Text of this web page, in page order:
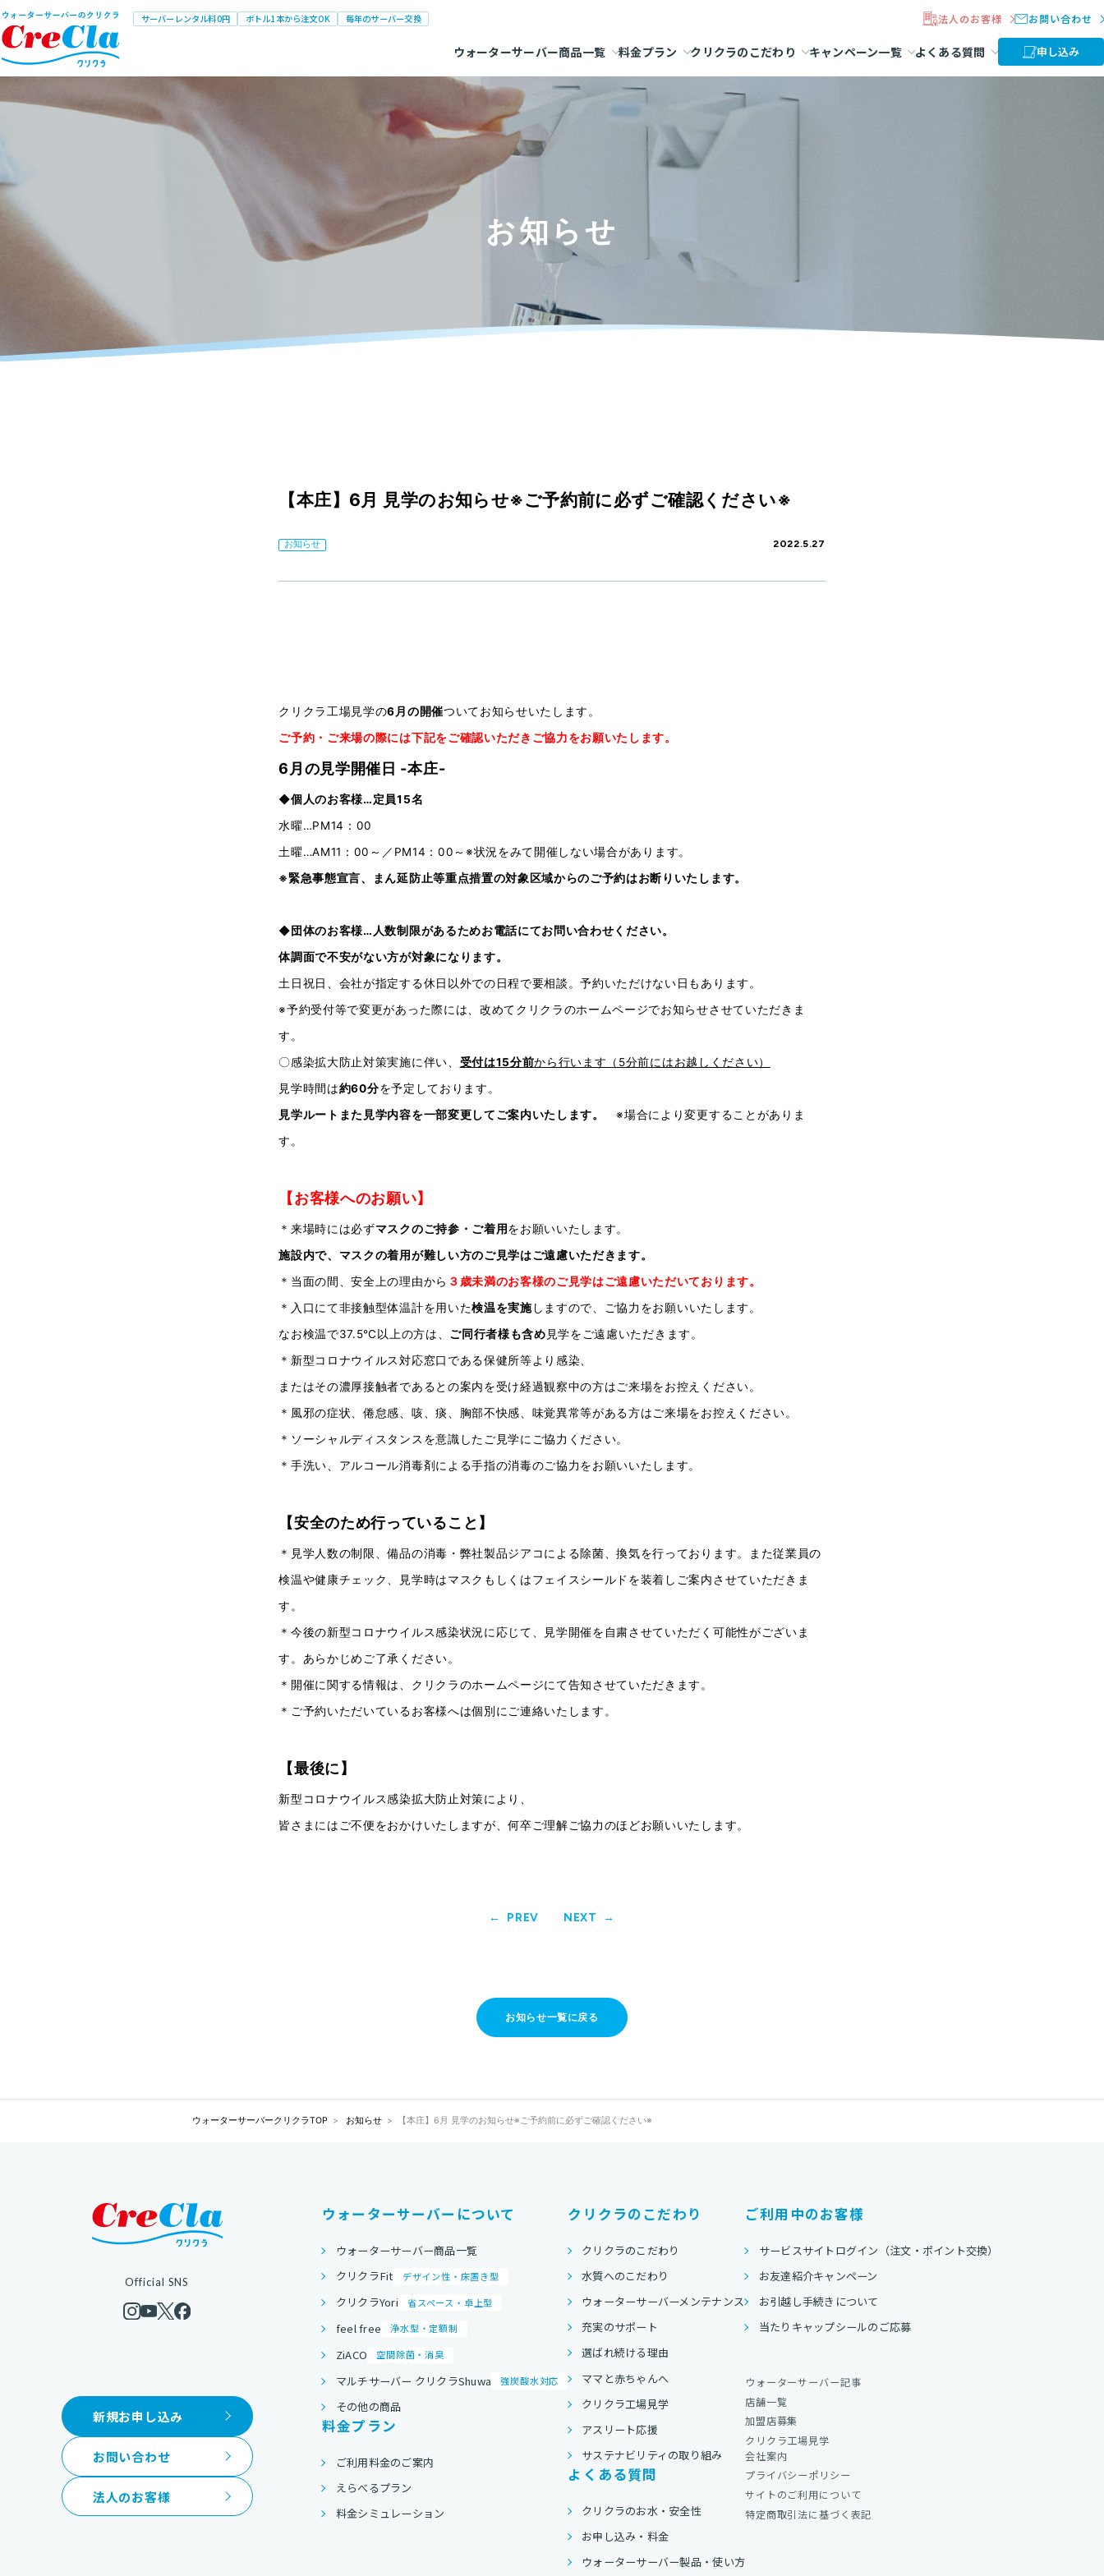
サーバーレンタル料0円 ボトル1本から注文OK 毎年のサーバー交換 法人のお客様 お問い合わせ
ウォーターサーバー商品一覧 料金プラン クリクラのこだわり キャンペーン一覧 よくある質問 申し込み
お知らせ
【本庄】6月 見学のお知らせ※ご予約前に必ずご確認ください※
お知らせ 2022.5.27
クリクラ工場見学の6月の開催ついてお知らせいたします。
ご予約・ご来場の際には下記をご確認いただきご協力をお願いたします。
6月の見学開催日 -本庄-
◆個人のお客様…定員15名
水曜…PM14：00
土曜…AM11：00～／PM14：00～※状況をみて開催しない場合があります。
※緊急事態宣言、まん延防止等重点措置の対象区域からのご予約はお断りいたします。
◆団体のお客様…人数制限があるためお電話にてお問い合わせください。
体調面で不安がない方が対象になります。
土日祝日、会社が指定する休日以外での日程で要相談。予約いただけない日もあります。
※予約受付等で変更があった際には、改めてクリクラのホームページでお知らせさせていただきま
す。
〇感染拡大防止対策実施に伴い、 受付は15分前から行います（5分前にはお越しください）
見学時間は約60分を予定しております。
見学ルートまた見学内容を一部変更してご案内いたします。
※場合により変更することがありま
す。
【お客様へのお願い】
＊来場時には必ずマスクのご持参・ご着用をお願いいたします。
施設内で、マスクの着用が難しい方のご見学はご遠慮いただきます。
＊当面の間、安全上の理由から ３歳未満のお客様のご見学はご遠慮いただいております。
＊入口にて非接触型体温計を用いた検温を実施しますので、ご協力をお願いいたします。
なお検温で37.5℃以上の方は、 ご同行者様も含め 見学をご遠慮いただきます。
＊新型コロナウイルス対応窓口である保健所等より感染、
またはその濃厚接触者であるとの案内を受け経過観察中の方はご来場をお控えください。
＊風邪の症状、倦怠感、咳、痰、胸部不快感、味覚異常等がある方はご来場をお控えください。
＊ソーシャルディスタンスを意識したご見学にご協力ください。
＊手洗い、アルコール消毒剤による手指の消毒のご協力をお願いいたします。
【安全のため行っていること】
＊見学人数の制限、備品の消毒・弊社製品ジアコによる除菌、換気を行っております。また従業員の
検温や健康チェック、見学時はマスクもしくはフェイスシールドを装着しご案内させていただきま
す。
＊今後の新型コロナウイルス感染状況に応じて、見学開催を自粛させていただく可能性がございま
す。あらかじめご了承ください。
＊開催に関する情報は、クリクラのホームページにて告知させていただきます。
＊ご予約いただいているお客様へは個別にご連絡いたします。
【最後に】
新型コロナウイルス感染拡大防止対策により、
皆さまにはご不便をおかけいたしますが、何卒ご理解ご協力のほどお願いいたします。
PREV NEXT
お知らせ一覧に戻る
ウォーターサーバークリクラTOP お知らせ 【本庄】6月 見学のお知らせ※ご予約前に必ずご確認ください※
Official SNS
新規お申し込み
お問い合わせ
法人のお客様
ウォーターサーバーについて
ウォーターサーバー商品一覧
クリクラFit
デザイン性・床置き型
クリクラYori 省スペース・卓上型
feel free 浄水型・定額制
ZiACO 空間除菌・消臭
マルチサーバー クリクラShuwa 強炭酸水対応
その他の商品
料金プラン
ご利用料金のご案内
えらべるプラン
料金シミュレーション
クリクラのこだわり
クリクラのこだわり
水質へのこだわり
ウォーターサーバーメンテナンス
充実のサポート
選ばれ続ける理由
ママと赤ちゃんへ
クリクラ工場見学
アスリート応援
サステナビリティの取り組み
よくある質問
クリクラのお水・安全性
お申し込み・料金
ウォーターサーバー製品・使い方
ご利用中のお客様
サービスサイトログイン（注文・ポイント交換）
お友達紹介キャンペーン
お引越し手続きについて
当たりキャップシールのご応募
ウォーターサーバー記事
店舗一覧
加盟店募集
クリクラ工場見学
会社案内
プライバシーポリシー
サイトのご利用について
特定商取引法に基づく表記